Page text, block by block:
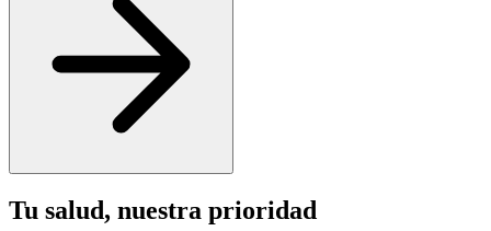
Tu salud, nuestra prioridad